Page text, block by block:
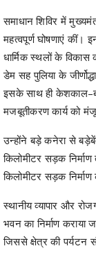
समाधान शिविर में
महत्वपूर्ण घोषणाएं
धार्मिक स्थलों के विकास
डेम सह पुलिया के
इसके साथ ही
मजबूतीकरण कार्य को
उन्होंने बड़े कनेरा से
किलोमीटर सड़क
किलोमीटर सड़क निर्माण
स्थानीय व्यापार और
भवन का निर्माण कराया
जिससे क्षेत्र की पर्यटन